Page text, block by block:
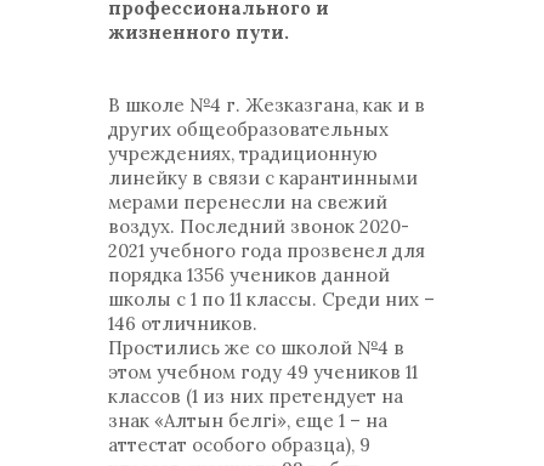
профессионального и
жизненного пути.
В школе №4 г. Жезказгана, как и в
других общеобразовательных
учреждениях, традиционную
линейку в связи с карантинными
мерами перенесли на свежий
воздух. Последний звонок 2020-
2021 учебного года прозвенел для
порядка 1356 учеников данной
школы с 1 по 11 классы. Среди них –
146 отличников.
Простились же со школой №4 в
этом учебном году 49 учеников 11
классов (1 из них претендует на
знак «Алтын белгі», еще 1 – на
аттестат особого образца), 9